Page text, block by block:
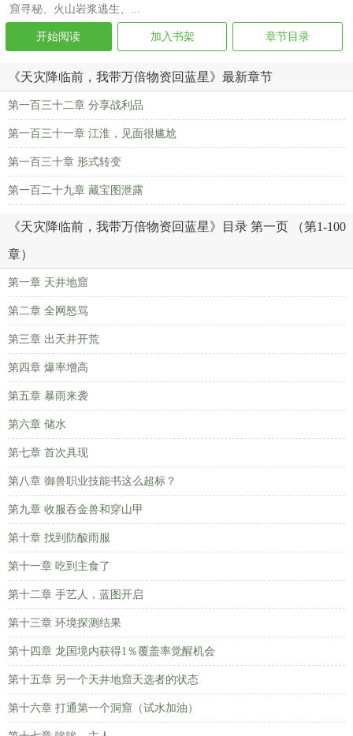
窟寻秘、火山岩浆逃生、...
开始阅读 加入书架 章节目录
《天灾降临前，我带万倍物资回蓝星》最新章节
第一百三十二章 分享战利品
第一百三十一章 江淮，见面很尴尬
第一百三十章 形式转变
第一百二十九章 藏宝图泄露
《天灾降临前，我带万倍物资回蓝星》目录 第一页 （第1-100
章）
第一章 天井地窟
第二章 全网怒骂
第三章 出天井开荒
第四章 爆率增高
第五章 暴雨来袭
第六章 储水
第七章 首次具现
第八章 御兽职业技能书这么超标？
第九章 收服吞金兽和穿山甲
第十章 找到防酸雨服
第十一章 吃到主食了
第十二章 手艺人，蓝图开启
第十三章 环境探测结果
第十四章 龙国境内获得1％覆盖率觉醒机会
第十五章 另一个天井地窟天选者的状态
第十六章 打通第一个洞窟（试水加油）